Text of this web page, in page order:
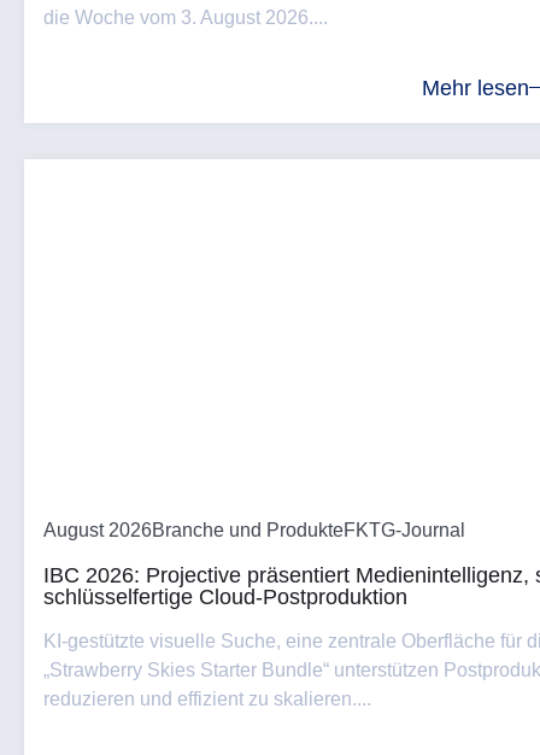
die Woche vom 3. August 2026....
Mehr lesen
August 2026Branche und ProdukteFKTG-Journal
IBC 2026: Projective präsentiert
schlüsselfertige Cloud-Postproduktion
KI-gestützte visuelle Suche, eine zentrale Oberfläche für
„Strawberry Skies Starter Bundle“ unterstützen
reduzieren und effizient zu skalieren....